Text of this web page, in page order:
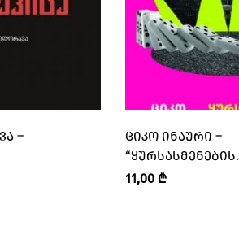
–
ᲪᲘᲙᲝ ᲘᲜᲐᲣᲠᲘ –
“ᲧᲣᲠᲡᲐᲡᲛᲔᲜᲔᲑᲘᲡ
ᲠᲔᲕᲝᲚᲣᲪᲘᲐ”
11,00 ₾